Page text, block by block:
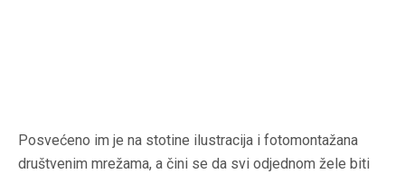
Posvećeno im je na stotine ilustracija i fotomontažana
društvenim mrežama, a čini se da svi odjednom žele biti